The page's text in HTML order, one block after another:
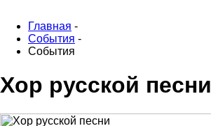
Главная -
События -
События
Хор русской песни